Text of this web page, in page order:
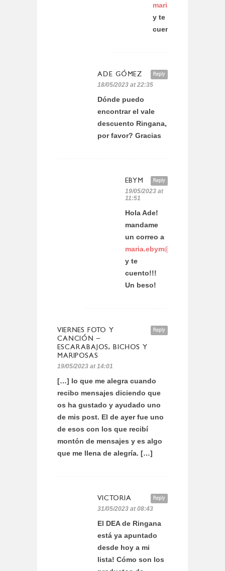
y te
cuento!
Reply
ADE GÓMEZ
18/05/2023 at 22:35
Dónde puedo
encontrar el vale
descuento Ringana,
por favor? Gracias
Reply
EBYM
19/05/2023 at
11:51
Hola Ade!
mandame
un correo a
maria.ebym@gmail.com
y te
cuento!!!
Un beso!
Reply
VIERNES FOTO Y
CANCIÓN –
ESCARABAJOS, BICHOS Y
MARIPOSAS
19/05/2023 at 14:01
[…] lo que me alegra cuando
recibo mensajes diciendo que
os ha gustado y ayudado uno
de mis post. El de ayer fue uno
de esos con los que recibí
montón de mensajes y es algo
que me llena de alegría. […]
Reply
VICTORIA
31/05/2023 at 08:43
El DEA de Ringana
está ya apuntado
desde hoy a mi
lista! Cómo son los